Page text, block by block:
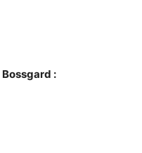
Bossgard :